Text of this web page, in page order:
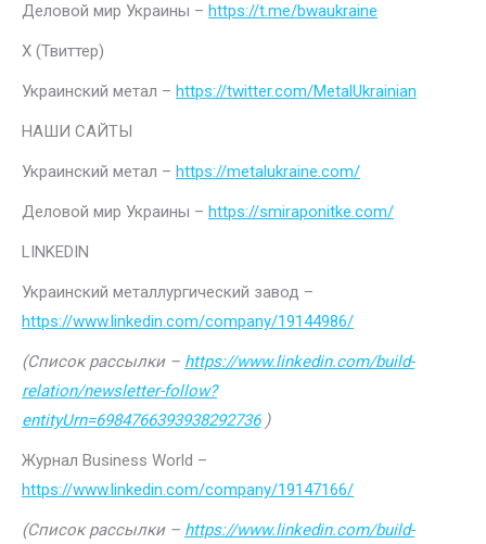
Деловой мир Украины – https://t.me/bwaukraine
Х (Твиттер)
Украинский метал – https://twitter.com/MetalUkrainian
НАШИ САЙТЫ
Украинский метал – https://metalukraine.com/
Деловой мир Украины – https://smiraponitke.com/
LINKEDIN
Украинский металлургический завод –
https://www.linkedin.com/company/19144986/
(Список рассылки – https://www.linkedin.com/build-
relation/newsletter-follow?
entityUrn=6984766393938292736)
Журнал Business World –
https://www.linkedin.com/company/19147166/
(Список рассылки – https://www.linkedin.com/build-